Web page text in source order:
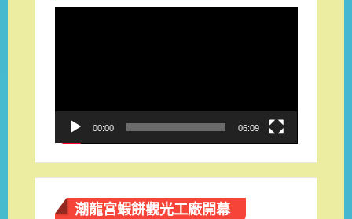
00:00 06:09
潮龍宮蝦餅觀光工廠開幕